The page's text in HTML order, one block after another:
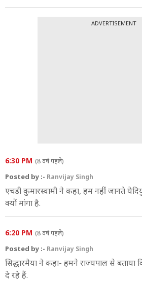
ADVERTISEMENT
6:30 PM (8 वर्ष पहले)
Posted by :- Ranvijay Singh
एचडी कुमारस्‍वामी ने कहा, हम नहीं जानते
क्‍यों मांगा है.
6:20 PM (8 वर्ष पहले)
Posted by :- Ranvijay Singh
सिद्धारमैया ने कहा- हमने राज्‍यपाल से
दे रहे हैं.